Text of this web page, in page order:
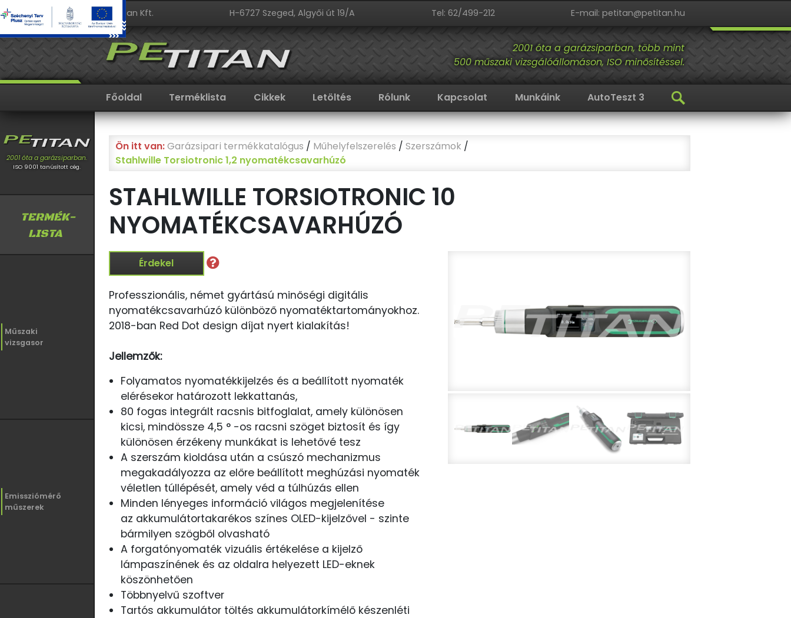
PeTitan Kft. H-6727 Szeged, Algyői út 19/A Tel: 62/499-212 E-mail: petitan@petitan.hu
2001 óta a garázsiparban, több mint
500 műszaki vizsgálóállomáson, ISO minősítéssel.
Főoldal Terméklista Cikkek Letöltés Rólunk Kapcsolat Munkáink AutoTeszt 3
2001 óta a garázsiparban.
ISO 9001 tanúsított cég.
TERMÉK-
LISTA
Műszaki
vizsgasor
Emissziómérő
műszerek
Ön itt van:Garázsipari termékkatalógus / Műhelyfelszerelés / Szerszámok /
Stahlwille Torsiotronic 1,2 nyomatékcsavarhúzó
STAHLWILLE TORSIOTRONIC 10
NYOMATÉKCSAVARHÚZÓ
Érdekel
Professzionális, német gyártású minőségi digitális
nyomatékcsavarhúzó különböző nyomatéktartományokhoz.
2018-ban Red Dot design díjat nyert kialakítás!
Jellemzők:
Folyamatos nyomatékkijelzés és a beállított nyomaték
elérésekor határozott lekkattanás,
80 fogas integrált racsnis bitfoglalat, amely különösen
kicsi, mindössze 4,5 ° -os racsni szöget biztosít és így
különösen érzékeny munkákat is lehetővé tesz
A szerszám kioldása után a csúszó mechanizmus
megakadályozza az előre beállított meghúzási nyomaték
véletlen túllépését, amely véd a túlhúzás ellen
Minden lényeges információ világos megjelenítése
az akkumulátortakarékos színes OLED-kijelzővel - szinte
bármilyen szögből olvasható
A forgatónyomaték vizuális értékelése a kijelző
lámpaszínének és az oldalra helyezett LED-eknek
köszönhetően
Többnyelvű szoftver
Tartós akkumulátor töltés akkumulátorkímélő készenléti